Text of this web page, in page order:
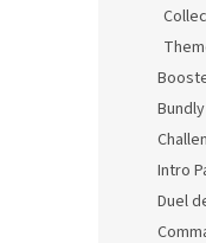
Intro
Duel